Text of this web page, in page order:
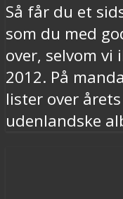
Så får du et
som du med
over, selvom vi
2012. På
lister over
udenlandske